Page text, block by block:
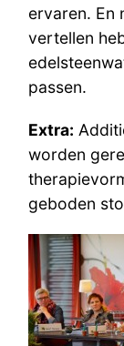
ervaren. En
vertellen
passen.
Extra:
worden
geboden